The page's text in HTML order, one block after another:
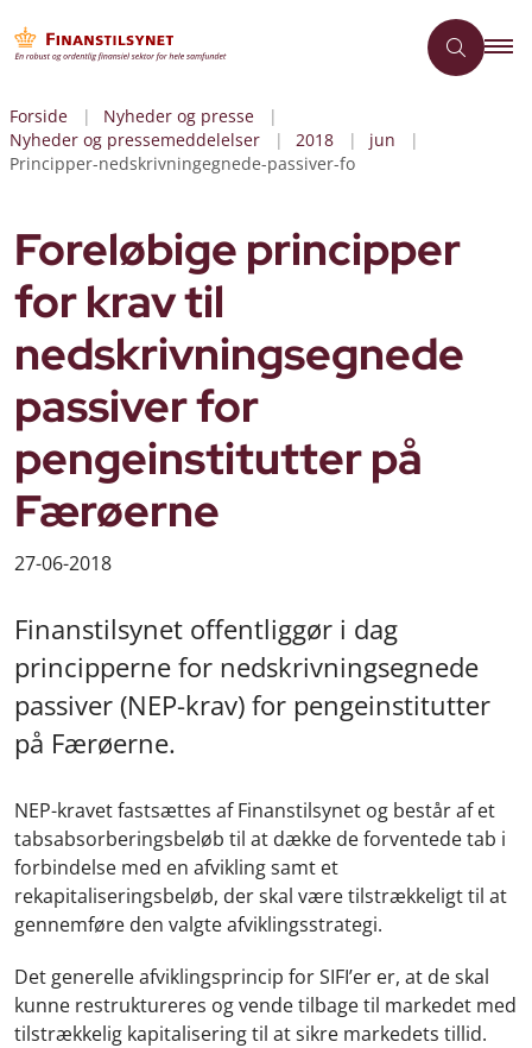
Forside
Nyheder og presse
Nyheder og pressemeddelelser
2018
jun
Principper-nedskrivningegnede-passiver-fo
Foreløbige principper
for krav til
nedskrivningsegnede
passiver for
pengeinstitutter på
Færøerne
27-06-2018
Finanstilsynet offentliggør i dag
principperne for nedskrivningsegnede
passiver (NEP-krav) for pengeinstitutter
på Færøerne.
NEP-kravet fastsættes af Finanstilsynet og består af et
tabsabsorberingsbeløb til at dække de forventede tab i
forbindelse med en afvikling samt et
rekapitaliseringsbeløb, der skal være tilstrækkeligt til at
gennemføre den valgte afviklingsstrategi.
Det generelle afviklingsprincip for SIFI’er er, at de skal
kunne restruktureres og vende tilbage til markedet med
tilstrækkelig kapitalisering til at sikre markedets tillid.